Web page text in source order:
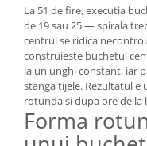
La 51 de fire, executia
de 19 sau 25 — spirala
centrul se ridica
construieste buchetul
la un unghi constant, iar
stanga tijele. Rezultatul
rotunda si dupa ore de la
Forma